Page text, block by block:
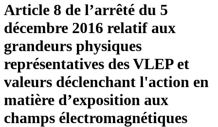
Article 8 de l’arrêté du 5
décembre 2016 relatif aux
grandeurs physiques
représentatives des VLEP et
valeurs déclenchant l'action en
matière d’exposition aux
champs électromagnétiques